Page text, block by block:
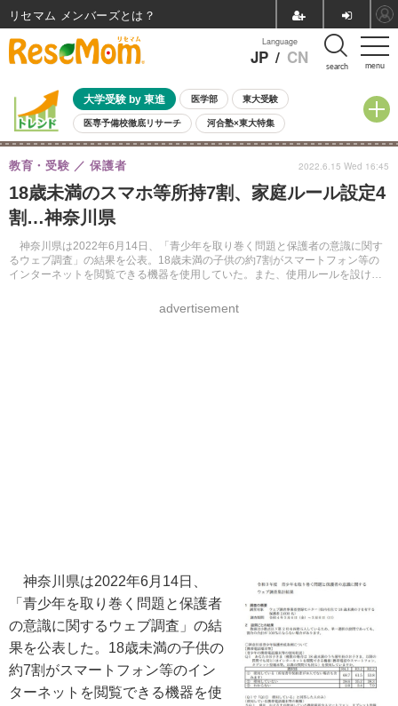
menu
Language
JP / CN search
大学受験 by 東進 医学部 東大受験
医専予備校徹底リサーチ 河合塾×東大特集
親子で考える大学選び 高校受験 中学受験 小学校受験
共通テスト 夏休み
8月開催イベント・WS 全国公立高校 過去問 人気記事
自由研究教材（小学生向け）
18歳未満のスマホ等所持7割、家庭ルール設定4
割…神奈川県
神奈川県は2022年6月14日、「青少年を取り巻く問題と保護者の意識に関す
るウェブ調査」の結果を公表。18歳未満の子供の約7割がスマートフォン等の
インターネットを閲覧できる機器を使用していた。また、使用ルールを設けて
教育・受験 保護者
advertisement
2022.6.15 Wed 16:45
神奈川県は2022年6月14日、
「青少年を取り巻く問題と保護者
の意識に関するウェブ調査」の結
果を公表した。18歳未満の子供の
約7割がスマートフォン等のイン
ターネットを閲覧できる機器を使
リセマム メンバーズ